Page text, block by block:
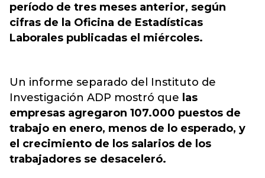
período de tres meses anterior, según
cifras de la Oficina de Estadísticas
Laborales publicadas el miércoles.
Un informe separado del Instituto de
Investigación ADP mostró que las
empresas agregaron 107.000 puestos de
trabajo en enero, menos de lo esperado, y
el crecimiento de los salarios de los
trabajadores se desaceleró.